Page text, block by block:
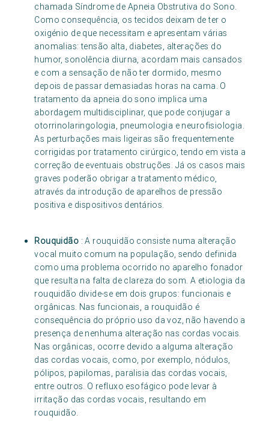
chamada Síndrome de Apneia Obstrutiva do Sono.
Como consequência, os tecidos deixam de ter o
oxigénio de que necessitam e apresentam várias
anomalias: tensão alta, diabetes, alterações do
humor, sonolência diurna, acordam mais cansados
e com a sensação de não ter dormido, mesmo
depois de passar demasiadas horas na cama. O
tratamento da apneia do sono implica uma
abordagem multidisciplinar, que pode conjugar a
otorrinolaringologia, pneumologia e neurofisiologia.
As perturbações mais ligeiras são frequentemente
corrigidas por tratamento cirúrgico, tendo em vista a
correção de eventuais obstruções. Já os casos mais
graves poderão obrigar a tratamento médico,
através da introdução de aparelhos de pressão
positiva e dispositivos dentários.
Rouquidão : A rouquidão consiste numa alteração
vocal muito comum na população, sendo definida
como uma problema ocorrido no aparelho fonador
que resulta na falta de clareza do som. A etiologia da
rouquidão divide-se em dois grupos: funcionais e
orgânicas. Nas funcionais, a rouquidão é
consequência do próprio uso da voz, não havendo a
presença de nenhuma alteração nas cordas vocais.
Nas orgânicas, ocorre devido a alguma alteração
das cordas vocais, como, por exemplo, nódulos,
pólipos, papilomas, paralisia das cordas vocais,
entre outros. O refluxo esofágico pode levar à
irritação das cordas vocais, resultando em
rouquidão.